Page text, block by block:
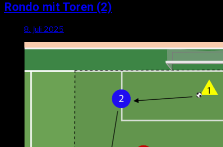
Rondo mit Toren (2)
8. Juli 2025